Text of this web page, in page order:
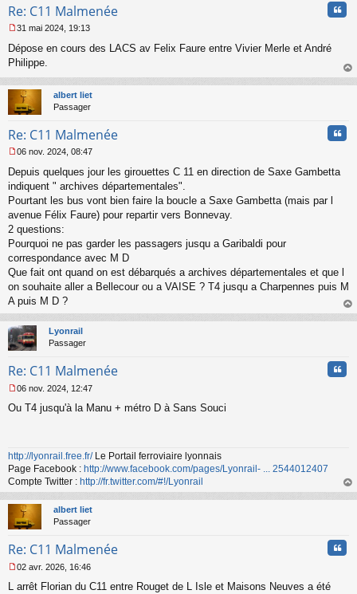
n
u
Re: C11 Malmenée
e
s
a
g
e
o
l
u
31 mai 2024, 19:13
Dépose en cours des LACS av Felix Faure entre Vivier Merle et André
Philippe.
au
albert liet
Passager
Re: C11 Malmenée
e
s
s
g
e
n
o
n
u
06 nov. 2024, 08:47
Depuis quelques jour les girouettes C 11 en direction de Saxe Gambetta
indiquent " archives départementales".
Pourtant les bus vont bien faire la boucle a Saxe Gambetta (mais par l
avenue Félix Faure) pour repartir vers Bonnevay.
2 questions:
Pourquoi ne pas garder les passagers jusqu a Garibaldi pour
correspondance avec M D
Que fait ont quand on est débarqués a archives départementales et que l
on souhaite aller a Bellecour ou a VAISE ? T4 jusqu a Charpennes puis M
A puis M D ?
au
Lyonrail
Passager
Re: C11 Malmenée
e
g
e
n
o
n
l
u
06 nov. 2024, 12:47
Ou T4 jusqu'à la Manu + métro D à Sans Souci
http://lyonrail.free.fr/Le Portail ferroviaire lyonnais
Page Facebook : http://www.facebook.com/pages/Lyonrail- ... 2544012407
Compte Twitter : http://fr.twitter.com/#!/Lyonrail
au
albert liet
Passager
Re: C11 Malmenée
e
02 avr. 2026, 16:46
L arrêt Florian du C11 entre Rouget de L Isle et Maisons Neuves a été